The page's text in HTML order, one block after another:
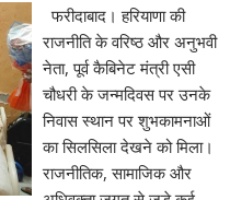
फरीदाबाद। हरियाणा की
राजनीति के वरिष्ठ और अनुभवी
नेता, पूर्व कैबिनेट मंत्री एसी
चौधरी के जन्मदिवस पर उनके
निवास स्थान पर शुभकामनाओं
का सिलसिला देखने को मिला।
राजनीतिक, सामाजिक और